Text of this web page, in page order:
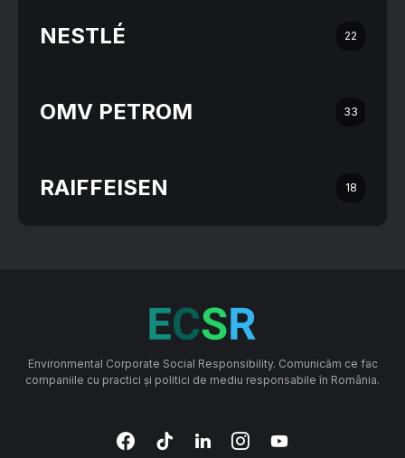
NESTLÉ 22
OMV PETROM 33
RAIFFEISEN 18
Environmental Corporate Social Responsibility. Comunicăm ce fac
companiile cu practici și politici de mediu responsabile în România.